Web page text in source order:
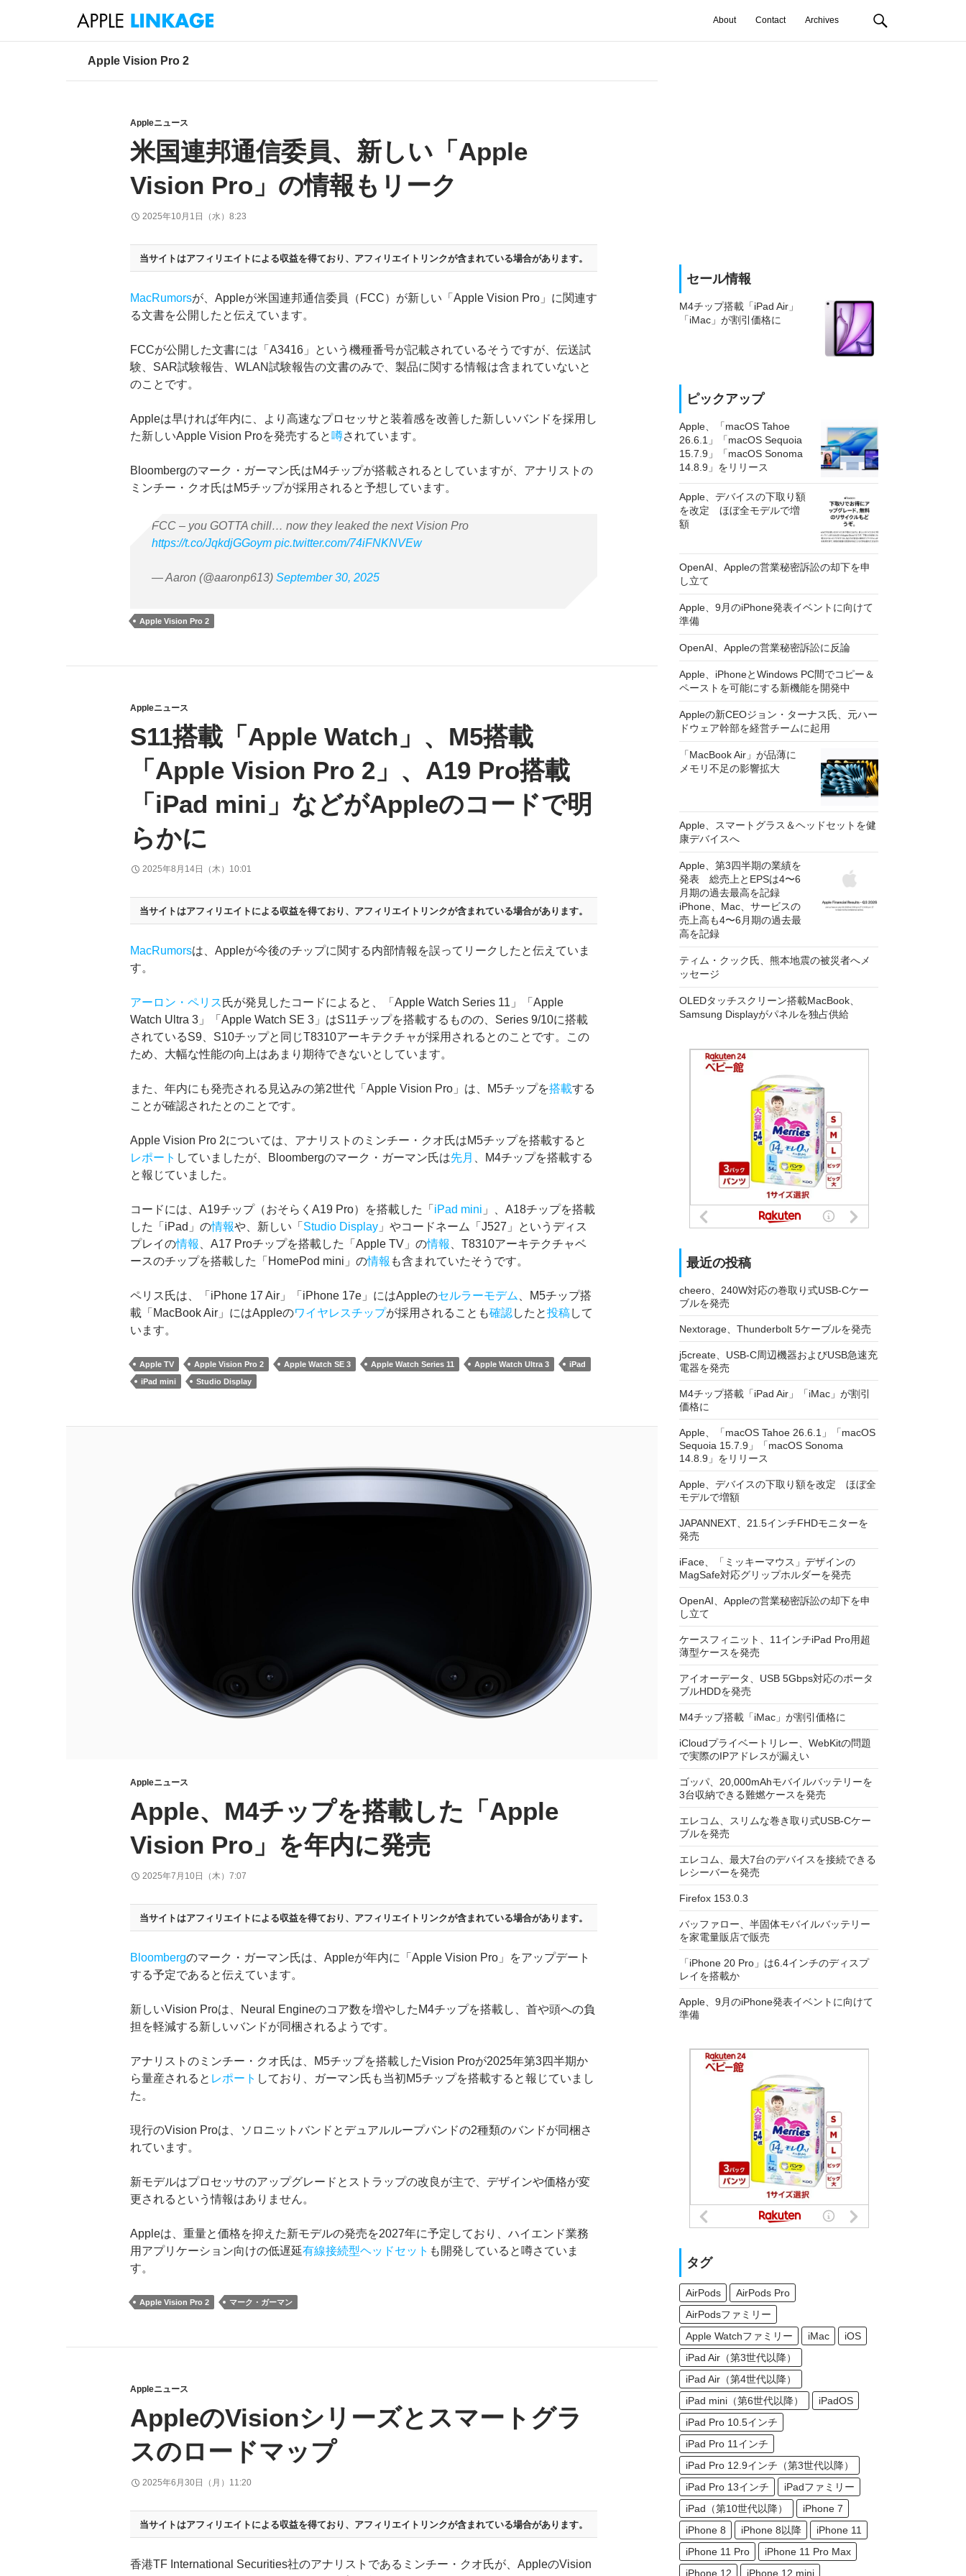
About Contact Archives
Apple Vision Pro 2
Appleニュース
米国連邦通信委員、新しい「Apple
Vision Pro」の情報もリーク
2025年10月1日（水）8:23
当サイトはアフィリエイトによる収益を得ており、 アフィリエイトリンクが含まれている場合があります。
MacRumorsが、Appleが米国連邦通信委員（FCC）が新しい「Apple Vision Pro」に関連す
る文書を公開したと伝えています。
FCCが公開した文書には「A3416」という機種番号が記載されているそうですが、伝送試
験、SAR試験報告、WLAN試験報告の文書のみで、製品に関する情報は含まれていないと
のことです。
Appleは早ければ年内に、より高速なプロセッサと装着感を改善した新しいバンドを採用し
た新しいApple Vision Proを発売すると 噂されています。
Bloombergのマーク・ガーマン氏はM4チップが搭載されるとしていますが、アナリストの
ミンチー・クオ氏はM5チップが採用されると予想しています。
FCC – you GOTTA chill… now they leaked the next Vision Pro
https://t.co/JqkdjGGoym pic.twitter.com/74iFNKNVEw
— Aaron (@aaronp613)September 30, 2025
Apple Vision Pro 2
Appleニュース
S11搭載「Apple Watch」、M5搭載
「Apple Vision Pro 2」、A19 Pro搭載
「iPad mini」などがAppleのコードで明
らかに
2025年8月14日（木）10:01
当サイトはアフィリエイトによる収益を得ており、 アフィリエイトリンクが含まれている場合があります。
MacRumorsは、Appleが今後のチップに関する内部情報を誤ってリークしたと伝えていま
す。
アーロン・ペリス 氏が発見したコードによると、「Apple Watch Series 11」「Apple
Watch Ultra 3」「Apple Watch SE 3」はS11チップを搭載するものの、Series 9/10に搭載
されているS9、S10チップと同じT8310アーキテクチャが採用されるとのことです。この
ため、大幅な性能の向上はあまり期待できないとしています。
また、年内にも発売される見込みの第2世代「Apple Vision Pro」は、M5チップを搭載する
ことが確認されたとのことです。
Apple Vision Pro 2については、アナリストのミンチー・クオ氏はM5チップを搭載すると
レポート していましたが、Bloombergのマーク・ガーマン氏は先月
、M4チップを搭載する
と報じていました。
コードには、A19チップ（おそらくA19 Pro）を搭載した「 iPad mini 」、A18チップを搭載
した「iPad」の情報や、新しい「 Studio Display 」やコードネーム「J527」というディス
プレイの情報 、A17 Proチップを搭載した「Apple TV」の情報
、T8310アーキテクチャベ
ースのチップを搭載した「HomePod mini」の情報 も含まれていたそうです。
ペリス氏は、「iPhone 17 Air」「iPhone 17e」にはAppleのセルラーモデム
、M5チップ搭
載「MacBook Air」にはAppleのワイヤレスチップが採用されることも確認したと投稿して
います。
Apple TV Apple Vision Pro 2 Apple Watch SE 3 Apple Watch Series 11 Apple Watch Ultra 3
iPad
iPad mini
Studio Display
Appleニュース
Apple、M4チップを搭載した「Apple
Vision Pro」を年内に発売
2025年7月10日（木）7:07
当サイトはアフィリエイトによる収益を得ており、 アフィリエイトリンクが含まれている場合があります。
Bloombergのマーク・ガーマン氏は、Appleが年内に「Apple Vision Pro」をアップデート
する予定であると伝えています。
新しいVision Proは、Neural Engineのコア数を増やしたM4チップを搭載し、首や頭への負
担を軽減する新しいバンドが同梱されるようです。
アナリストのミンチー・クオ氏は、M5チップを搭載したVision Proが2025年第3四半期か
ら量産されると レポート しており、ガーマン氏も当初M5チップを搭載すると報じていまし
た。
現行のVision Proは、ソロニットバンドとデュアルループバンドの2種類のバンドが同梱さ
れています。
新モデルはプロセッサのアップグレードとストラップの改良が主で、デザインや価格が変
更されるという情報はありません。
Appleは、重量と価格を抑えた新モデルの発売を2027年に予定しており、ハイエンド業務
用アプリケーション向けの低遅延有線接続型ヘッドセット も開発していると噂さていま
す。
Apple Vision Pro 2 マーク・ガーマン
Appleニュース
AppleのVisionシリーズとスマートグラ
スのロードマップ
2025年6月30日（月）11:20
当サイトはアフィリエイトによる収益を得ており、 アフィリエイトリンクが含まれている場合があります。
香港TF International Securities社のアナリストであるミンチー・クオ氏が、AppleのVision
セール情報
M4チップ搭載「iPad Air」
「iMac」が割引価格に
ピックアップ
Apple、「macOS Tahoe
26.6.1」「macOS Sequoia
15.7.9」「macOS Sonoma
14.8.9」をリリース
Apple、デバイスの下取り額
を改定 ほぼ全モデルで増
額
OpenAI、Appleの営業秘密訴訟の却下を申
し立て
Apple、9月のiPhone発表イベントに向けて
準備
OpenAI、Appleの営業秘密訴訟に反論
Apple、iPhoneとWindows PC間でコピー＆
ペーストを可能にする新機能を開発中
Appleの新CEOジョン・ターナス氏、元ハー
ドウェア幹部を経営チームに起用
「MacBook Air」が品薄に
メモリ不足の影響拡大
Apple、スマートグラス＆ヘッドセットを健
康デバイスへ
Apple、第3四半期の業績を
発表 総売上とEPSは4〜6
月期の過去最高を記録
iPhone、Mac、サービスの
売上高も4〜6月期の過去最
高を記録
ティム・クック氏、熊本地震の被災者へメ
ッセージ
OLEDタッチスクリーン搭載MacBook、
Samsung Displayがパネルを独占供給
最近の投稿
cheero、240W対応の巻取り式USB-Cケー
ブルを発売
Nextorage、Thunderbolt 5ケーブルを発売
j5create、USB-C周辺機器およびUSB急速充
電器を発売
M4チップ搭載「iPad Air」「iMac」が割引
価格に
Apple、「macOS Tahoe 26.6.1」「macOS
Sequoia 15.7.9」「macOS Sonoma
14.8.9」をリリース
Apple、デバイスの下取り額を改定 ほぼ全
モデルで増額
JAPANNEXT、21.5インチFHDモニターを
発売
iFace、「ミッキーマウス」デザインの
MagSafe対応グリップホルダーを発売
OpenAI、Appleの営業秘密訴訟の却下を申
し立て
ケースフィニット、11インチiPad Pro用超
薄型ケースを発売
アイオーデータ、USB 5Gbps対応のポータ
ブルHDDを発売
M4チップ搭載「iMac」が割引価格に
iCloudプライベートリレー、WebKitの問題
で実際のIPアドレスが漏えい
ゴッパ、20,000mAhモバイルバッテリーを
3台収納できる難燃ケースを発売
エレコム、スリムな巻き取り式USB-Cケー
ブルを発売
エレコム、最大7台のデバイスを接続できる
レシーバーを発売
Firefox 153.0.3
バッファロー、半固体モバイルバッテリー
を家電量販店で販売
「iPhone 20 Pro」は6.4インチのディスプ
レイを搭載か
Apple、9月のiPhone発表イベントに向けて
準備
タグ
AirPods
AirPods Pro
AirPodsファミリー
Apple Watchファミリー
iMac
iOS
iPad Air（第3世代以降）
iPad Air（第4世代以降）
iPad mini（第6世代以降）
iPadOS
iPad Pro 10.5インチ
iPad Pro 11インチ
iPad Pro 12.9インチ（第3世代以降）
iPad Pro 13インチ
iPadファミリー
iPad（第10世代以降）
iPhone 7
iPhone 8
iPhone 8以降
iPhone 11
iPhone 11 Pro
iPhone 11 Pro Max
iPhone 12
iPhone 12 mini